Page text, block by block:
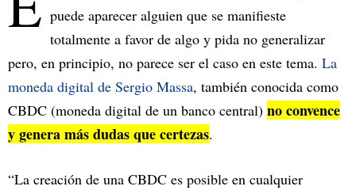
puede aparecer alguien que se manifieste
totalmente a favor de algo y pida no generalizar
pero, en principio, no parece ser el caso en este tema. La
moneda digital de Sergio Massa, también conocida como
CBDC (moneda digital de un banco central) no convence
y genera más dudas que certezas.
“La creación de una CBDC es posible en cualquier